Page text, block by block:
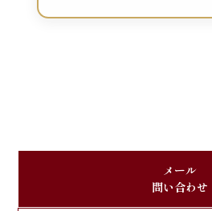
メール
問い合わせ